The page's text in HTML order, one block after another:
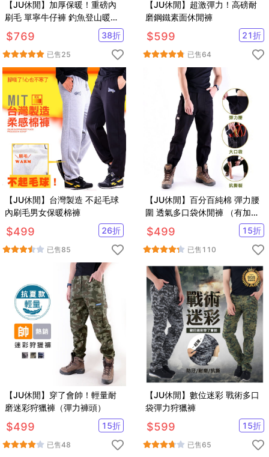
【JU休閒】加厚保暖！重磅內
刷毛 單寧牛仔褲 釣魚登山暖褲
防寒褲
$769 38折
已售25
【JU休閒】超激彈力！高磅耐
磨鋼鐵素面休閒褲
$599 21折
已售64
【JU休閒】台灣製造 不起毛球
內刷毛男女保暖棉褲
$499 26折
已售85
【JU休閒】百分百純棉 彈力腰
圍 透氣多口袋休閒褲 （有加大
尺碼）
$499 15折
已售 110
【JU休閒】穿了會帥！輕量耐
磨迷彩狩獵褲（彈力褲頭）
$499 15折
已售48
【JU休閒】數位迷彩 戰術多口
袋彈力狩獵褲
$599 15折
已售65